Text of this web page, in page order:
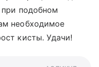
подобном
необходимое
кисты. Удачи!